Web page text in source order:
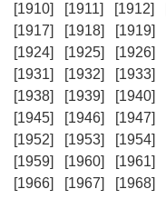
[1910]
[1911] [1912]
[1917]
[1918] [1919]
[1924]
[1925] [1926]
[1931]
[1932] [1933]
[1938]
[1939] [1940]
[1945]
[1946] [1947]
[1952]
[1953] [1954]
[1959]
[1960] [1961]
[1966]
[1967] [1968]